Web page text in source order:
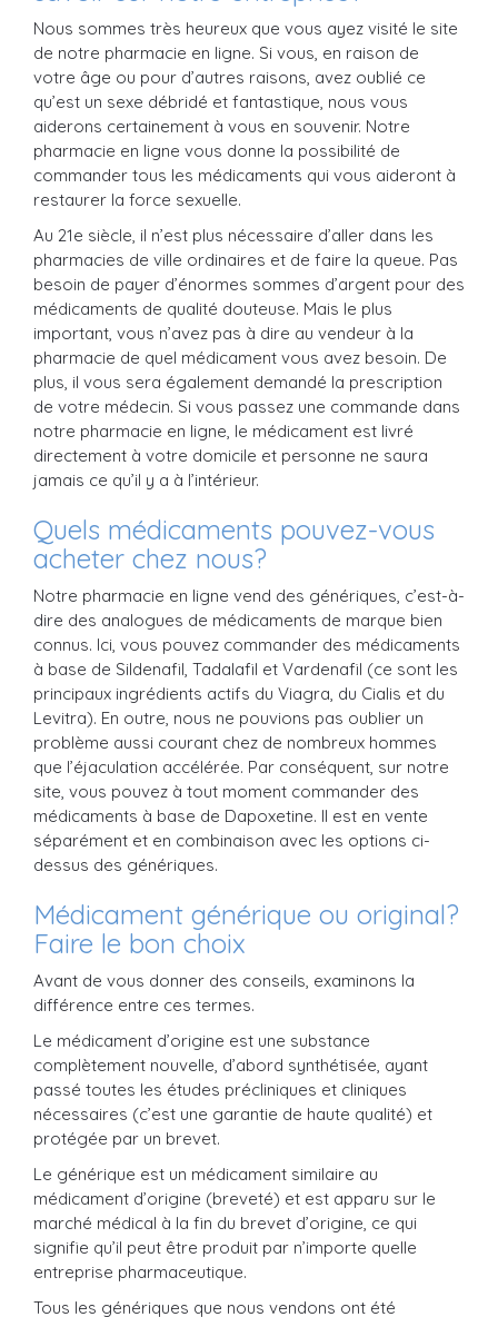
Nous sommes très heureux que vous ayez visité le site
de notre pharmacie en ligne. Si vous, en raison de
votre âge ou pour d’autres raisons, avez oublié ce
qu’est un sexe débridé et fantastique, nous vous
aiderons certainement à vous en souvenir. Notre
pharmacie en ligne vous donne la possibilité de
commander tous les médicaments qui vous aideront à
restaurer la force sexuelle.
Au 21e siècle, il n’est plus nécessaire d’aller dans les
pharmacies de ville ordinaires et de faire la queue. Pas
besoin de payer d’énormes sommes d’argent pour des
médicaments de qualité douteuse. Mais le plus
important, vous n’avez pas à dire au vendeur à la
pharmacie de quel médicament vous avez besoin. De
plus, il vous sera également demandé la prescription
de votre médecin. Si vous passez une commande dans
notre pharmacie en ligne, le médicament est livré
directement à votre domicile et personne ne saura
jamais ce qu’il y a à l’intérieur.
Quels médicaments pouvez-vous
acheter chez nous?
Notre pharmacie en ligne vend des génériques, c’est-à-
dire des analogues de médicaments de marque bien
connus. Ici, vous pouvez commander des médicaments
à base de Sildenafil, Tadalafil et Vardenafil (ce sont les
principaux ingrédients actifs du Viagra, du Cialis et du
Levitra). En outre, nous ne pouvions pas oublier un
problème aussi courant chez de nombreux hommes
que l’éjaculation accélérée. Par conséquent, sur notre
site, vous pouvez à tout moment commander des
médicaments à base de Dapoxetine. Il est en vente
séparément et en combinaison avec les options ci-
dessus des génériques.
Médicament générique ou original?
Faire le bon choix
Avant de vous donner des conseils, examinons la
différence entre ces termes.
Le médicament d’origine est une substance
complètement nouvelle, d’abord synthétisée, ayant
passé toutes les études précliniques et cliniques
nécessaires (c’est une garantie de haute qualité) et
protégée par un brevet.
Le générique est un médicament similaire au
médicament d’origine (breveté) et est apparu sur le
marché médical à la fin du brevet d’origine, ce qui
signifie qu’il peut être produit par n’importe quelle
entreprise pharmaceutique.
Tous les génériques que nous vendons ont été